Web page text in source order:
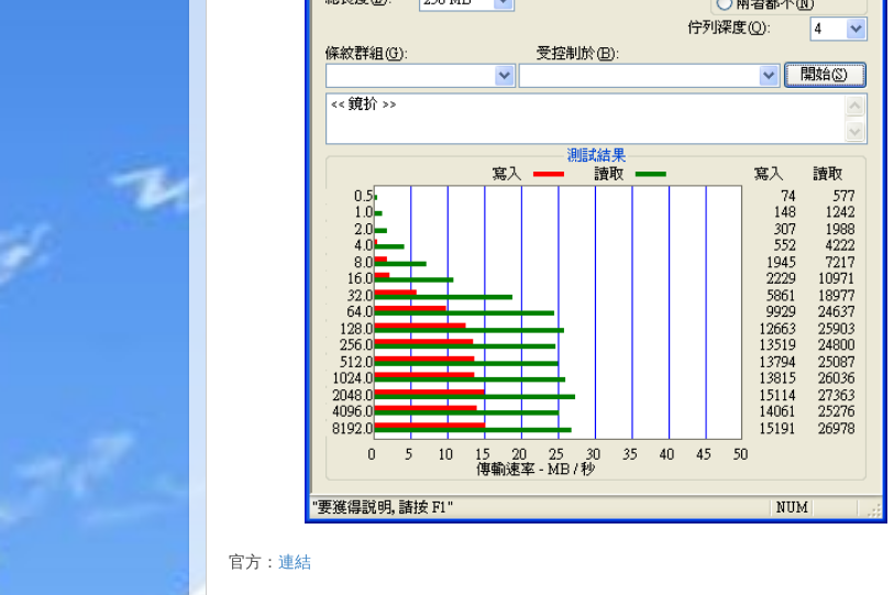
官方： 連結